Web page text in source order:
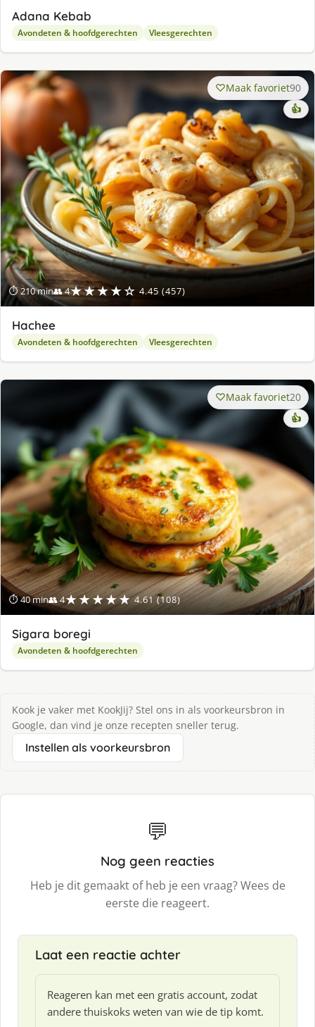
Adana Kebab
Avondeten & hoofdgerechten Vleesgerechten
⏱ 210 min👥 4★★★★☆ 4.45 (457)
Maak favoriet90
👍
Hachee
Avondeten & hoofdgerechten Vleesgerechten
⏱ 40 min👥 4★★★★★ 4.61 (108)
Maak favoriet20
👍
Sigara boregi
Avondeten & hoofdgerechten
Kook je vaker met KookJij? Stel ons in als voorkeursbron in
Google, dan vind je onze recepten sneller terug.
Instellen als voorkeursbron
💬
Nog geen reacties
Heb je dit gemaakt of heb je een vraag? Wees de
eerste die reageert.
Laat een reactie achter
Reageren kan met een gratis account, zodat
andere thuiskoks weten van wie de tip komt.